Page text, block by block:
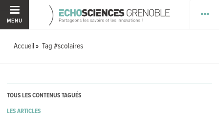
MENU
Accueil Tag #scolaires
TOUS LES CONTENUS TAGUÉS
LES ARTICLES